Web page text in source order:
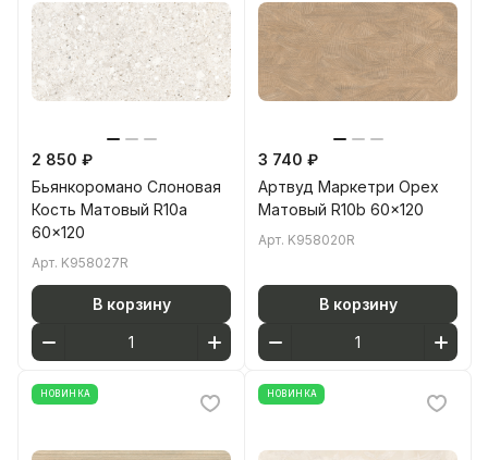
2 850 ₽
Бьянкоромано Слоновая
Кость Матовый R10a
60x120
Арт. K958027R
В корзину
3 740 ₽
Артвуд Маркетри Орех
Матовый R10b 60x120
Арт. K958020R
В корзину
НОВИНКА НОВИНКА